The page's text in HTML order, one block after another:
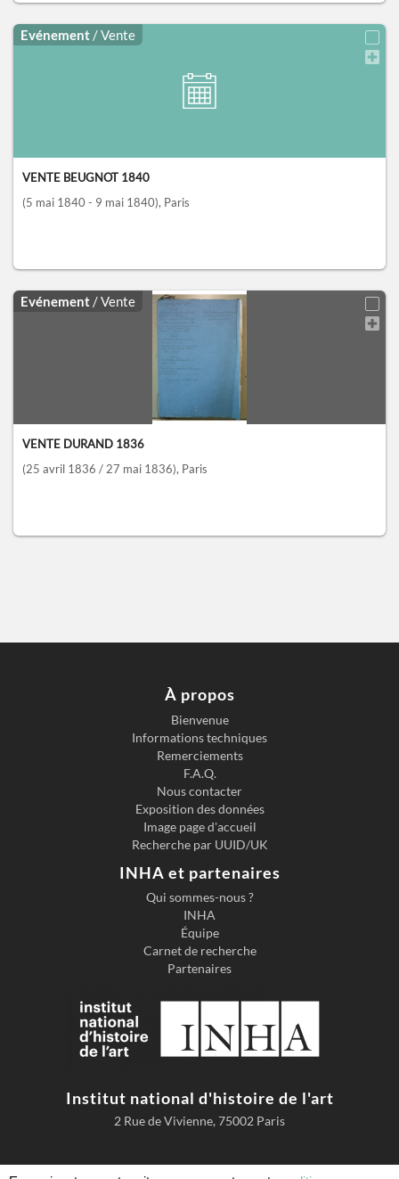
Evénement / Vente
VENTE BEUGNOT 1840
(5 mai 1840 - 9 mai 1840), Paris
Evénement / Vente
VENTE DURAND 1836
(25 avril 1836 / 27 mai 1836), Paris
À propos
Bienvenue
Informations techniques
Remerciements
F.A.Q.
Nous contacter
Exposition des données
Image page d'accueil
Recherche par UUID/UK
INHA et partenaires
Qui sommes-nous ?
INHA
Équipe
Carnet de recherche
Partenaires
Institut national d'histoire de l'art
2 Rue de Vivienne, 75002 Paris